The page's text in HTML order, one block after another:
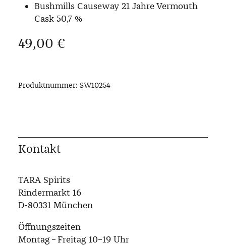
Bushmills Causeway 21 Jahre Vermouth
Cask 50,7 %
Regulärer Preis:
49,00 €
Produktnummer: SW10254
Kontakt
TARA Spirits
Rindermarkt 16
D-80331 München
Öffnungszeiten
Montag – Freitag 10–19 Uhr